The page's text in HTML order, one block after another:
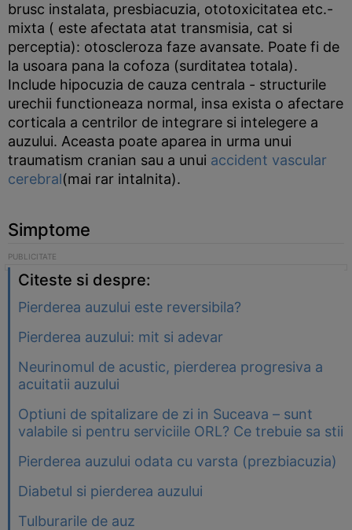
brusc instalata, presbiacuzia, ototoxicitatea etc.-
mixta ( este afectata atat transmisia, cat si
perceptia): otoscleroza faze avansate. Poate fi de
la usoara pana la cofoza (surditatea totala).
Include hipocuzia de cauza centrala - structurile
urechii functioneaza normal, insa exista o afectare
corticala a centrilor de integrare si intelegere a
auzului. Aceasta poate aparea in urma unui
traumatism cranian sau a unui accident vascular
cerebral(mai rar intalnita).
Simptome
Citeste si despre:
Pierderea auzului este reversibila?
Pierderea auzului: mit si adevar
Neurinomul de acustic, pierderea progresiva a
acuitatii auzului
Optiuni de spitalizare de zi in Suceava – sunt
valabile si pentru serviciile ORL? Ce trebuie sa stii
Pierderea auzului odata cu varsta (prezbiacuzia)
Diabetul si pierderea auzului
Tulburarile de auz